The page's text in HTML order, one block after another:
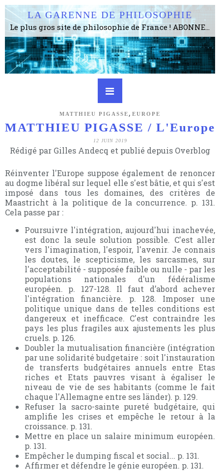
LA GARENNE DE PHILOSOPHIE
Le plus gros site de philosophie de France ! ABONNEZ-VOUS ! 4115 Articles, 1634 abonné·e·s, depuis 2006 . . . . . . . . 2 852 214 pages vues jusqu'à présent. Prestance et être apte à un plus grand nombre de choses.
MATTHIEU PIGASSE , EUROPE
MATTHIEU PIGASSE / L'Europe
12 JUIN 2019
Rédigé par Gilles Andecq et publié depuis Overblog
Réinventer l'Europe suppose également de renoncer
au dogme libéral sur lequel elle s'est bâtie, et qui s'est
imposé dans tous les domaines, des critères de
Maastricht à la politique de la concurrence. p. 131.
Cela passe par :
Poursuivre l'intégration, aujourd'hui inachevée,
est donc la seule solution possible. C'est aller
vers l'imagination, l'espoir, l'avenir. Je connais
les doutes, le scepticisme, les sarcasmes, sur
l'acceptabilité - supposée faible ou nulle - par les
populations nationales d'un fédéralisme
européen. p. 127-128. Il faut d’abord achever
l'intégration financière. p. 128. Imposer une
politique unique dans de telles conditions est
dangereux et inefficace. C'est contraindre les
pays les plus fragiles aux ajustements les plus
cruels. p. 126.
Doubler la mutualisation financière (intégration
par une solidarité budgetaire : soit l'instauration
de transferts budgétaires annuels entre Etas
riches et Etats pauvres visant à égaliser le
niveau de vie de ses habitants (comme le fait
chaque l'Allemagne entre ses länder). p. 129.
Refuser la sacro-sainte pureté budgétaire, qui
amplifie les crises et empêche le retour à la
croissance. p. 131.
Mettre en place un salaire minimum européen.
p. 131.
Empêcher le dumping fiscal et social... p. 131.
Affirmer et défendre le génie européen. p. 131.